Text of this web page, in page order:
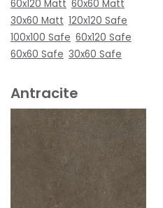
60x120 Matt 60x60 Matt
30x60 Matt 120x120 Safe
100x100 Safe 60x120 Safe
60x60 Safe 30x60 Safe
Antracite